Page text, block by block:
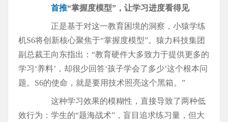
首推“掌握度模型”，让学习进度看得见
正是基于对这一教育困境的洞察，小猿学练
机S6将创新核心聚焦于“掌握度模型”。猿力科技集团
副总裁王向东指出：“教育硬件大多致力于提供更多的
学习‘养料’，却很少回答‘孩子学会了多少’这个根本问
题。S6的使命，就是要用技术照亮这个黑箱。”
这种学习效果的模糊性，直接导致了两种低
效行为：学生的“题海战术”，盲目追求练习量，但大